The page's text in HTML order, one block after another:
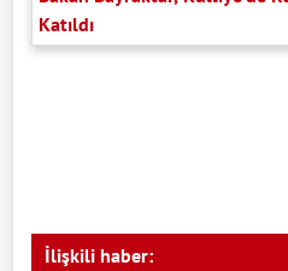
Katıldı
İlişkili haber: